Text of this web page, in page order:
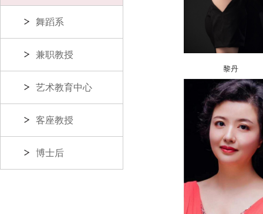
舞蹈系
兼职教授
艺术教育中心
客座教授
博士后
黎丹